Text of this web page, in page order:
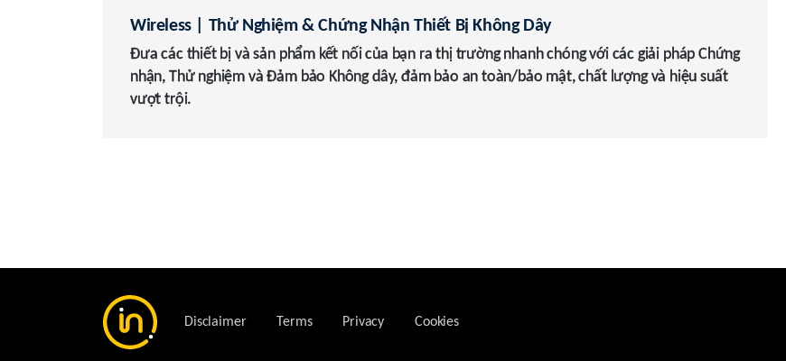
Wireless | Thử Nghiệm & Chứng Nhận Thiết Bị Không Dây
Đưa các thiết bị và sản phẩm kết nối của bạn ra thị trường nhanh chóng với các giải pháp Chứng
nhận, Thử nghiệm và Đảm bảo Không dây, đảm bảo an toàn/bảo mật, chất lượng và hiệu suất
vượt trội.
Disclaimer Terms Privacy Cookies